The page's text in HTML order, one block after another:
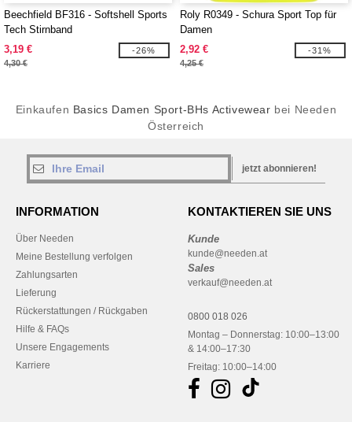
Beechfield BF316 - Softshell Sports
Tech Stirnband
3,19 €
4,30 €
-26%
Roly R0349 - Schura Sport Top für
Damen
2,92 €
4,25 €
-31%
Einkaufen Basics Damen Sport-BHs Activewear bei Needen
Österreich
jetzt abonnieren!
INFORMATION
Über Needen
Meine Bestellung verfolgen
Zahlungsarten
Lieferung
Rückerstattungen / Rückgaben
Hilfe & FAQs
Unsere Engagements
Karriere
KONTAKTIEREN SIE UNS
Kunde
kunde@needen.at
Sales
verkauf@needen.at
0800 018 026
Montag – Donnerstag: 10:00–13:00
& 14:00–17:30
Freitag: 10:00–14:00